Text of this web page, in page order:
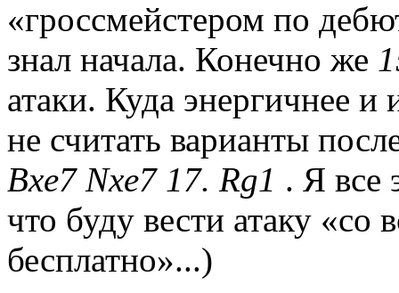
«гроссмейстером по
знал начала. Конечно же
атаки. Куда энергичнее и
не считать варианты
Bxe7 Nxe7 17. Rg1 . Я все
что буду вести атаку «со
бесплатно»...)